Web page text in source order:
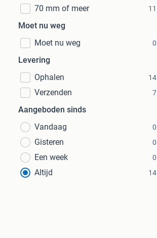
70 mm of meer 11
Moet nu weg
Moet nu weg
0
Levering
Ophalen
14
Verzenden 7
Aangeboden sinds
Vandaag
0
Gisteren 0
Een week 0
Altijd 14